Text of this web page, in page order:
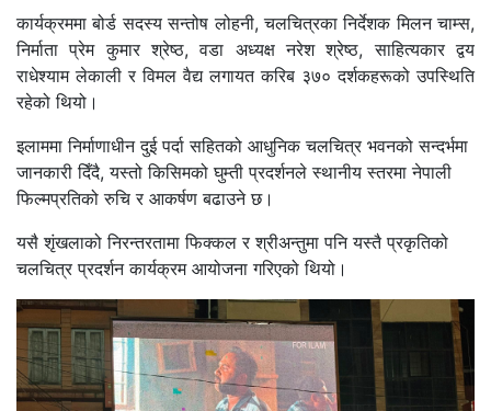
कार्यक्रममा बोर्ड सदस्यसन्तोष लोहनी, चलचित्रका निर्देशकमिलन चाम्स,
निर्माताप्रेम कुमार श्रेष्ठ, वडा अध्यक्षनरेश श्रेष्ठ, साहित्यकार द्वय
राधेश्याम लेकाली रविमल वैद्यलगायत करिब ३७० दर्शकहरूको उपस्थिति
रहेको थियो।
इलाममा निर्माणाधीन दुई पर्दा सहितको आधुनिक चलचित्र भवनको सन्दर्भमा
जानकारी दिँदै, यस्तो किसिमको घुम्ती प्रदर्शनलेस्थानीय स्तरमा नेपाली
फिल्मप्रतिको रुचि र आकर्षण बढाउनेछ।
यसै शृंखलाको निरन्तरतामाफिक्कल रश्रीअन्तुमा पनि यस्तै प्रकृतिको
चलचित्र प्रदर्शन कार्यक्रम आयोजना गरिएको थियो।